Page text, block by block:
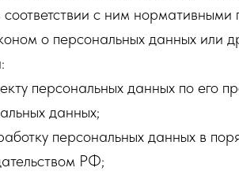
с ним
о персональных данных или
персональных данных по его
данных;
персональных данных в
РФ;